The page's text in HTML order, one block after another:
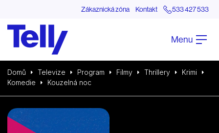
Zákaznická zóna Kontakt 533 427 533
Menu
Domů Televize Program Filmy Thrillery
Krimi
Komedie
Kouzelná noc